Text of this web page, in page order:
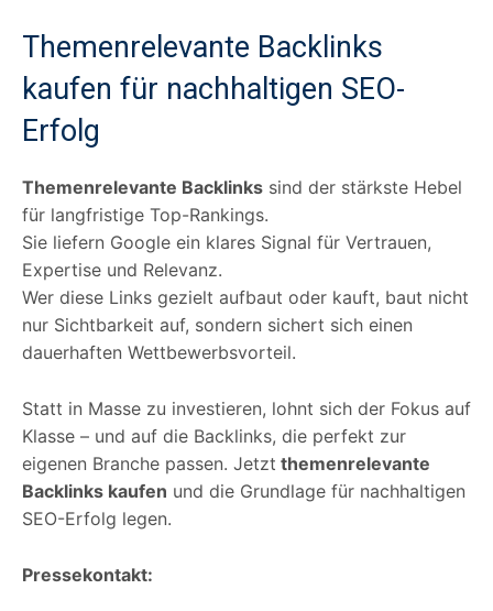
Themenrelevante Backlinks
kaufen für nachhaltigen SEO-
Erfolg
Themenrelevante Backlinks sind der stärkste Hebel
für langfristige Top-Rankings.
Sie liefern Google ein klares Signal für Vertrauen,
Expertise und Relevanz.
Wer diese Links gezielt aufbaut oder kauft, baut nicht
nur Sichtbarkeit auf, sondern sichert sich einen
dauerhaften Wettbewerbsvorteil.
Statt in Masse zu investieren, lohnt sich der Fokus auf
Klasse – und auf die Backlinks, die perfekt zur
eigenen Branche passen. Jetzt themenrelevante
Backlinks kaufen und die Grundlage für nachhaltigen
SEO-Erfolg legen.
Pressekontakt: